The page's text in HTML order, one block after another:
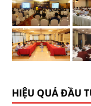
HIỆU QUẢ ĐẦU